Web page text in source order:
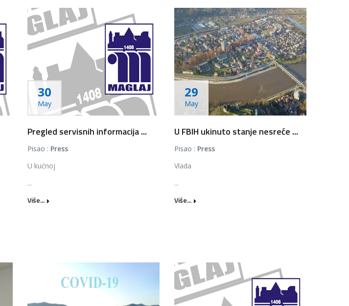
30
May
Pregled servisnih informacija ...
Pisao : Press
U kućnoj
...
Više...
29
May
U FBIH ukinuto stanje nesreće ...
Pisao : Press
Vlada
...
Više...